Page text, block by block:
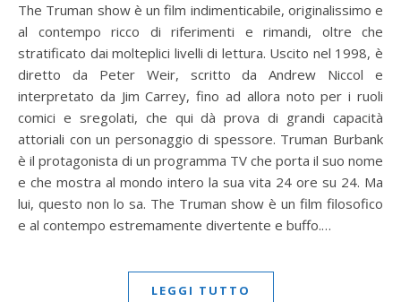
The Truman show è un film indimenticabile, originalissimo e
al contempo ricco di riferimenti e rimandi, oltre che
stratificato dai molteplici livelli di lettura. Uscito nel 1998, è
diretto da Peter Weir, scritto da Andrew Niccol e
interpretato da Jim Carrey, fino ad allora noto per i ruoli
comici e sregolati, che qui dà prova di grandi capacità
attoriali con un personaggio di spessore. Truman Burbank
è il protagonista di un programma TV che porta il suo nome
e che mostra al mondo intero la sua vita 24 ore su 24. Ma
lui, questo non lo sa. The Truman show è un film filosofico
e al contempo estremamente divertente e buffo.…
LEGGI TUTTO